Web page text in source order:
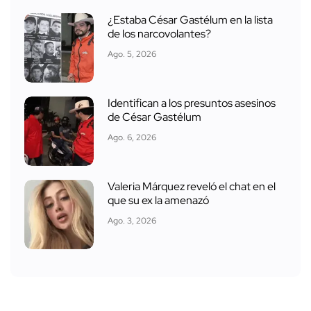
¿Estaba César Gastélum en la lista
de los narcovolantes?
Ago. 5, 2026
Identifican a los presuntos asesinos
de César Gastélum
Ago. 6, 2026
Valeria Márquez reveló el chat en el
que su ex la amenazó
Ago. 3, 2026